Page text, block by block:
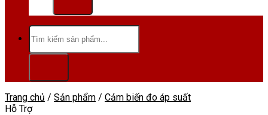
Tìm
kiếm:
Trang chủ / Sản phẩm / Cảm biến đo áp suất
Hỗ Trợ